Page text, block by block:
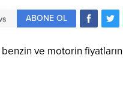
ABONE OL
ve motorin